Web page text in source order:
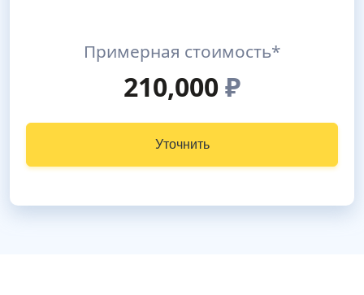
Примерная стоимость*
210,000₽
Уточнить